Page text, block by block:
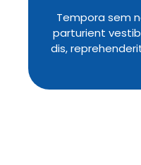
Tempora sem
parturient
dis,